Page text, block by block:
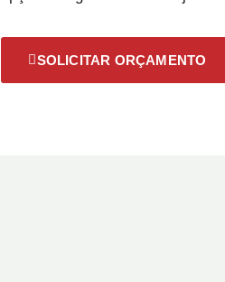
SOLICITAR ORÇAMENTO